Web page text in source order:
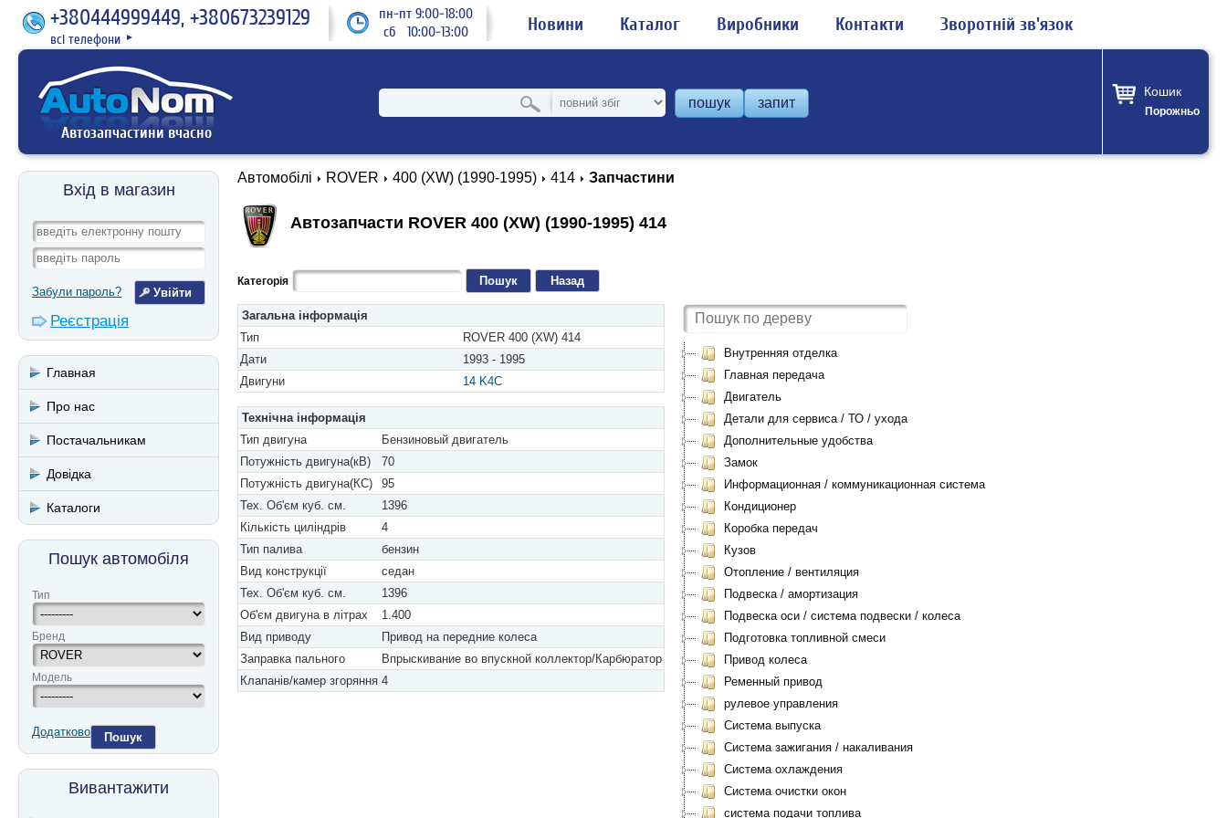
+380444999449, +380673239129
всі телефони ►
пн-пт 9:00-18:00
сб 10:00-13:00
Новини Каталог Виробники Контакти Зворотній зв'язок
Автозапчастини вчасно
пошук запит
Кошик
Порожньо
Вхід в магазин
Забули пароль?
Реєстрація
Главная
Про нас
Постачальникам
Довідка
Каталоги
Пошук автомобіля
Тип
Бренд
Модель
Додатково Пошук
Вивантажити
Автомобілі ROVER 400 (XW) (1990-1995) 414 Запчастини
Автозапчасти ROVER 400 (XW) (1990-1995) 414
Категорія Назад
Загальна інформація
Тип
ROVER 400 (XW) 414
Дати
1993 - 1995
Двигуни
14 K4C
Технічна інформація
Тип двигуна
Бензиновый двигатель
Потужність двигуна(кВ)
70
Потужність двигуна(КС)
95
Тех. Об'єм куб. см.
1396
Кількість циліндрів
4
Тип палива
бензин
Вид конструкції
седан
Тех. Об'єм куб. см.
1396
Об'єм двигуна в літрах
1.400
Вид приводу
Привод на передние колеса
Заправка пального
Впрыскивание во впускной коллектор/Карбюратор
Клапанів/камер згоряння 4
Внутренняя отделка
Главная передача
Двигатель
Детали для сервиса / ТО / ухода
Дополнительные удобства
Замок
Информационная / коммуникационная система
Кондиционер
Коробка передач
Кузов
Отопление / вентиляция
Подвеска / амортизация
Подвеска оси / система подвески / колеса
Подготовка топливной смеси
Привод колеса
Ременный привод
рулевое управления
Система выпуска
Система зажигания / накаливания
Система охлаждения
Система очистки окон
система подачи топлива